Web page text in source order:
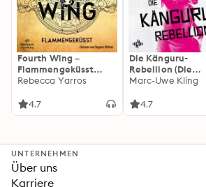
Fourth Wing –
Flammengeküsst
(Flammengeküsst-
Rebecca Yarros
4.7
Die Känguru-
Rebellion (Die
Känguru-Werke 5)
Marc-Uwe Kling
4.7
UNTERNEHMEN
Über uns
Karriere